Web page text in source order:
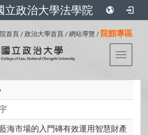
立政治大學法學院
首頁 / 政治大學首頁 / 網站導覽 / 院館專區
Toggle
海市場的入門磚有效運用智慧財產